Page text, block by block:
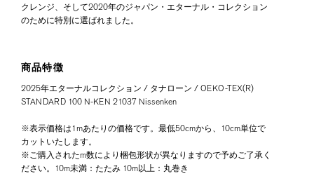
クレンジ、そして2020年のジャパン・エターナル・コレクション
のために特別に選ばれました。
商品特徴
2025年エターナルコレクション / タナローン / OEKO-TEX(R)
STANDARD 100 N-KEN 21037 Nissenken
※表示価格は1mあたりの価格です。最低50cmから、10cm単位で
カットいたします。
※ご購入されたm数により梱包形状が異なりますので予めご了承く
ださい。10m未満：たたみ 10m以上：丸巻き